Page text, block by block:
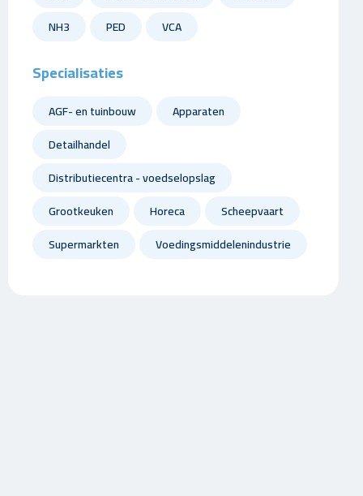
NH3
PED VCA
Specialisaties
AGF- en tuinbouw
Apparaten
Detailhandel
Distributiecentra - voedselopslag
Grootkeuken
Horeca
Scheepvaart
Supermarkten
Voedingsmiddelenindustrie